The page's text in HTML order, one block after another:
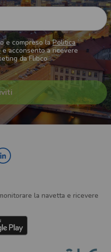
e compreso laPolitica
e acconsento a ricevere
da Flibco
la navetta e ricevere